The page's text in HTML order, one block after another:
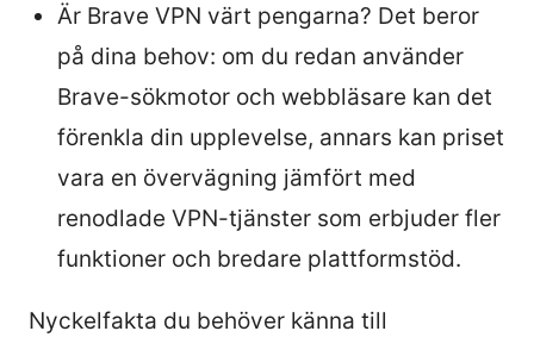
Är Brave VPN värt pengarna? Det beror
på dina behov: om du redan använder
Brave-sökmotor och webbläsare kan det
förenkla din upplevelse, annars kan priset
vara en övervägning jämfört med
renodlade VPN-tjänster som erbjuder fler
funktioner och bredare plattformstöd.
Nyckelfakta du behöver känna till